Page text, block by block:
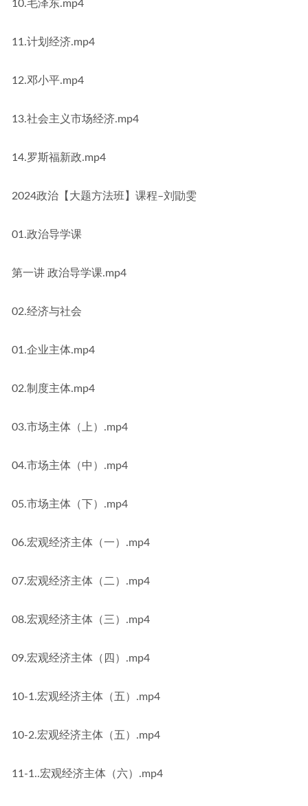
10.毛泽东.mp4
11.计划经济.mp4
12.邓小平.mp4
13.社会主义市场经济.mp4
14.罗斯福新政.mp4
2024政治【大题方法班】课程–刘勖雯
01.政治导学课
第一讲 政治导学课.mp4
02.经济与社会
01.企业主体.mp4
02.制度主体.mp4
03.市场主体（上）.mp4
04.市场主体（中）.mp4
05.市场主体（下）.mp4
06.宏观经济主体（一）.mp4
07.宏观经济主体（二）.mp4
08.宏观经济主体（三）.mp4
09.宏观经济主体（四）.mp4
10-1.宏观经济主体（五）.mp4
10-2.宏观经济主体（五）.mp4
11-1..宏观经济主体（六）.mp4